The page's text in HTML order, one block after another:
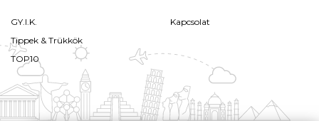
GY.I.K.
Tippek & Trükkök
TOP10
Kapcsolat